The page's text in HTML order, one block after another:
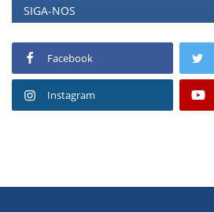
SIGA-NOS
Facebook
Instagram